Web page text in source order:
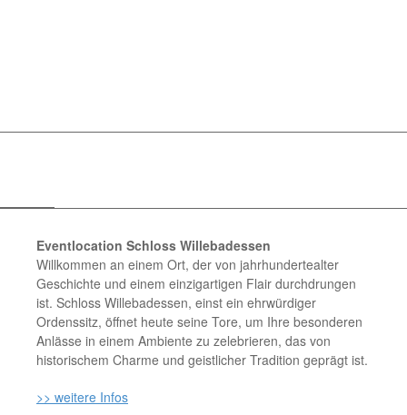
Eventlocation Schloss Willebadessen
Willkommen an einem Ort, der von jahrhundertealter
Geschichte und einem einzigartigen Flair durchdrungen
ist. Schloss Willebadessen, einst ein ehrwürdiger
Ordenssitz, öffnet heute seine Tore, um Ihre besonderen
Anlässe in einem Ambiente zu zelebrieren, das von
historischem Charme und geistlicher Tradition geprägt ist.
>> weitere Infos